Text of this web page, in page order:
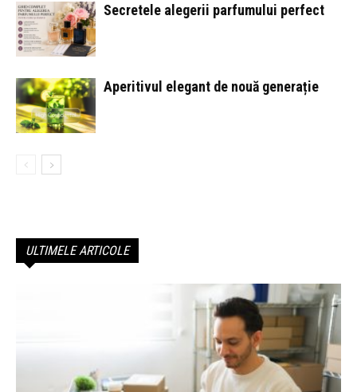
Secretele alegerii parfumului perfect
Aperitivul elegant de nouă generație
ULTIMELE ARTICOLE